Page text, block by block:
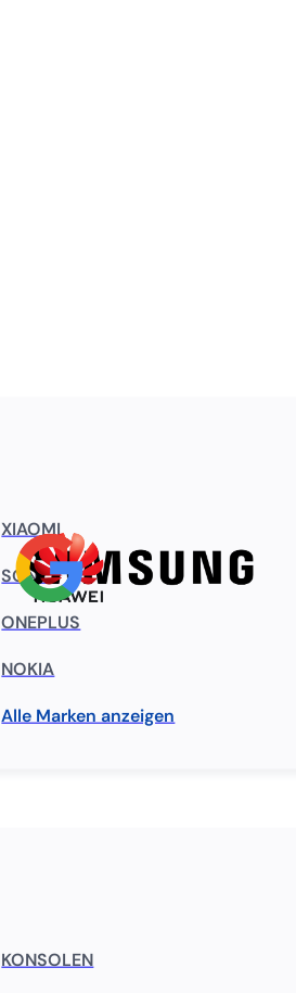
XIAOMI
SONY
ONEPLUS
NOKIA
Alle Marken anzeigen
KONSOLEN